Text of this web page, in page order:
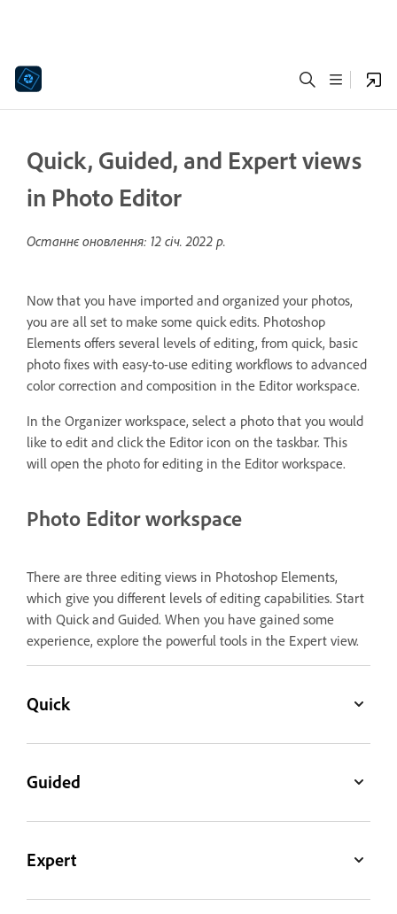
Quick, Guided, and Expert views
in Photo Editor
Останнє оновлення: 12 січ. 2022 р.
Now that you have imported and organized your photos,
you are all set to make some quick edits. Photoshop
Elements offers several levels of editing, from quick, basic
photo fixes with easy-to-use editing workflows to advanced
color correction and composition in the Editor workspace.
In the Organizer workspace, select a photo that you would
like to edit and click the Editor icon on the taskbar. This
will open the photo for editing in the Editor workspace.
Photo Editor workspace
There are three editing views in Photoshop Elements,
which give you different levels of editing capabilities. Start
with Quick and Guided. When you have gained some
experience, explore the powerful tools in the Expert view.
Quick
Guided
Expert